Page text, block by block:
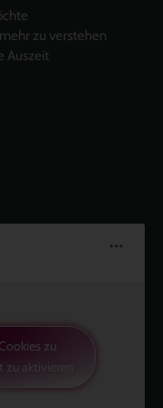
zu verstehen
Auszeit
zu
aktivieren